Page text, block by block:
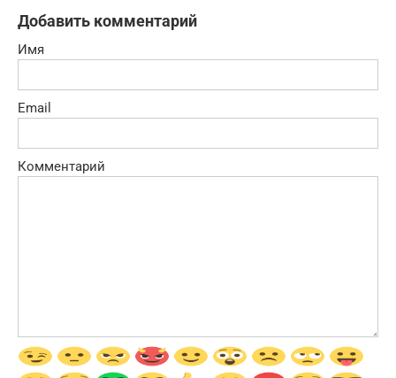
Добавить комментарий
Имя
Email
Комментарий